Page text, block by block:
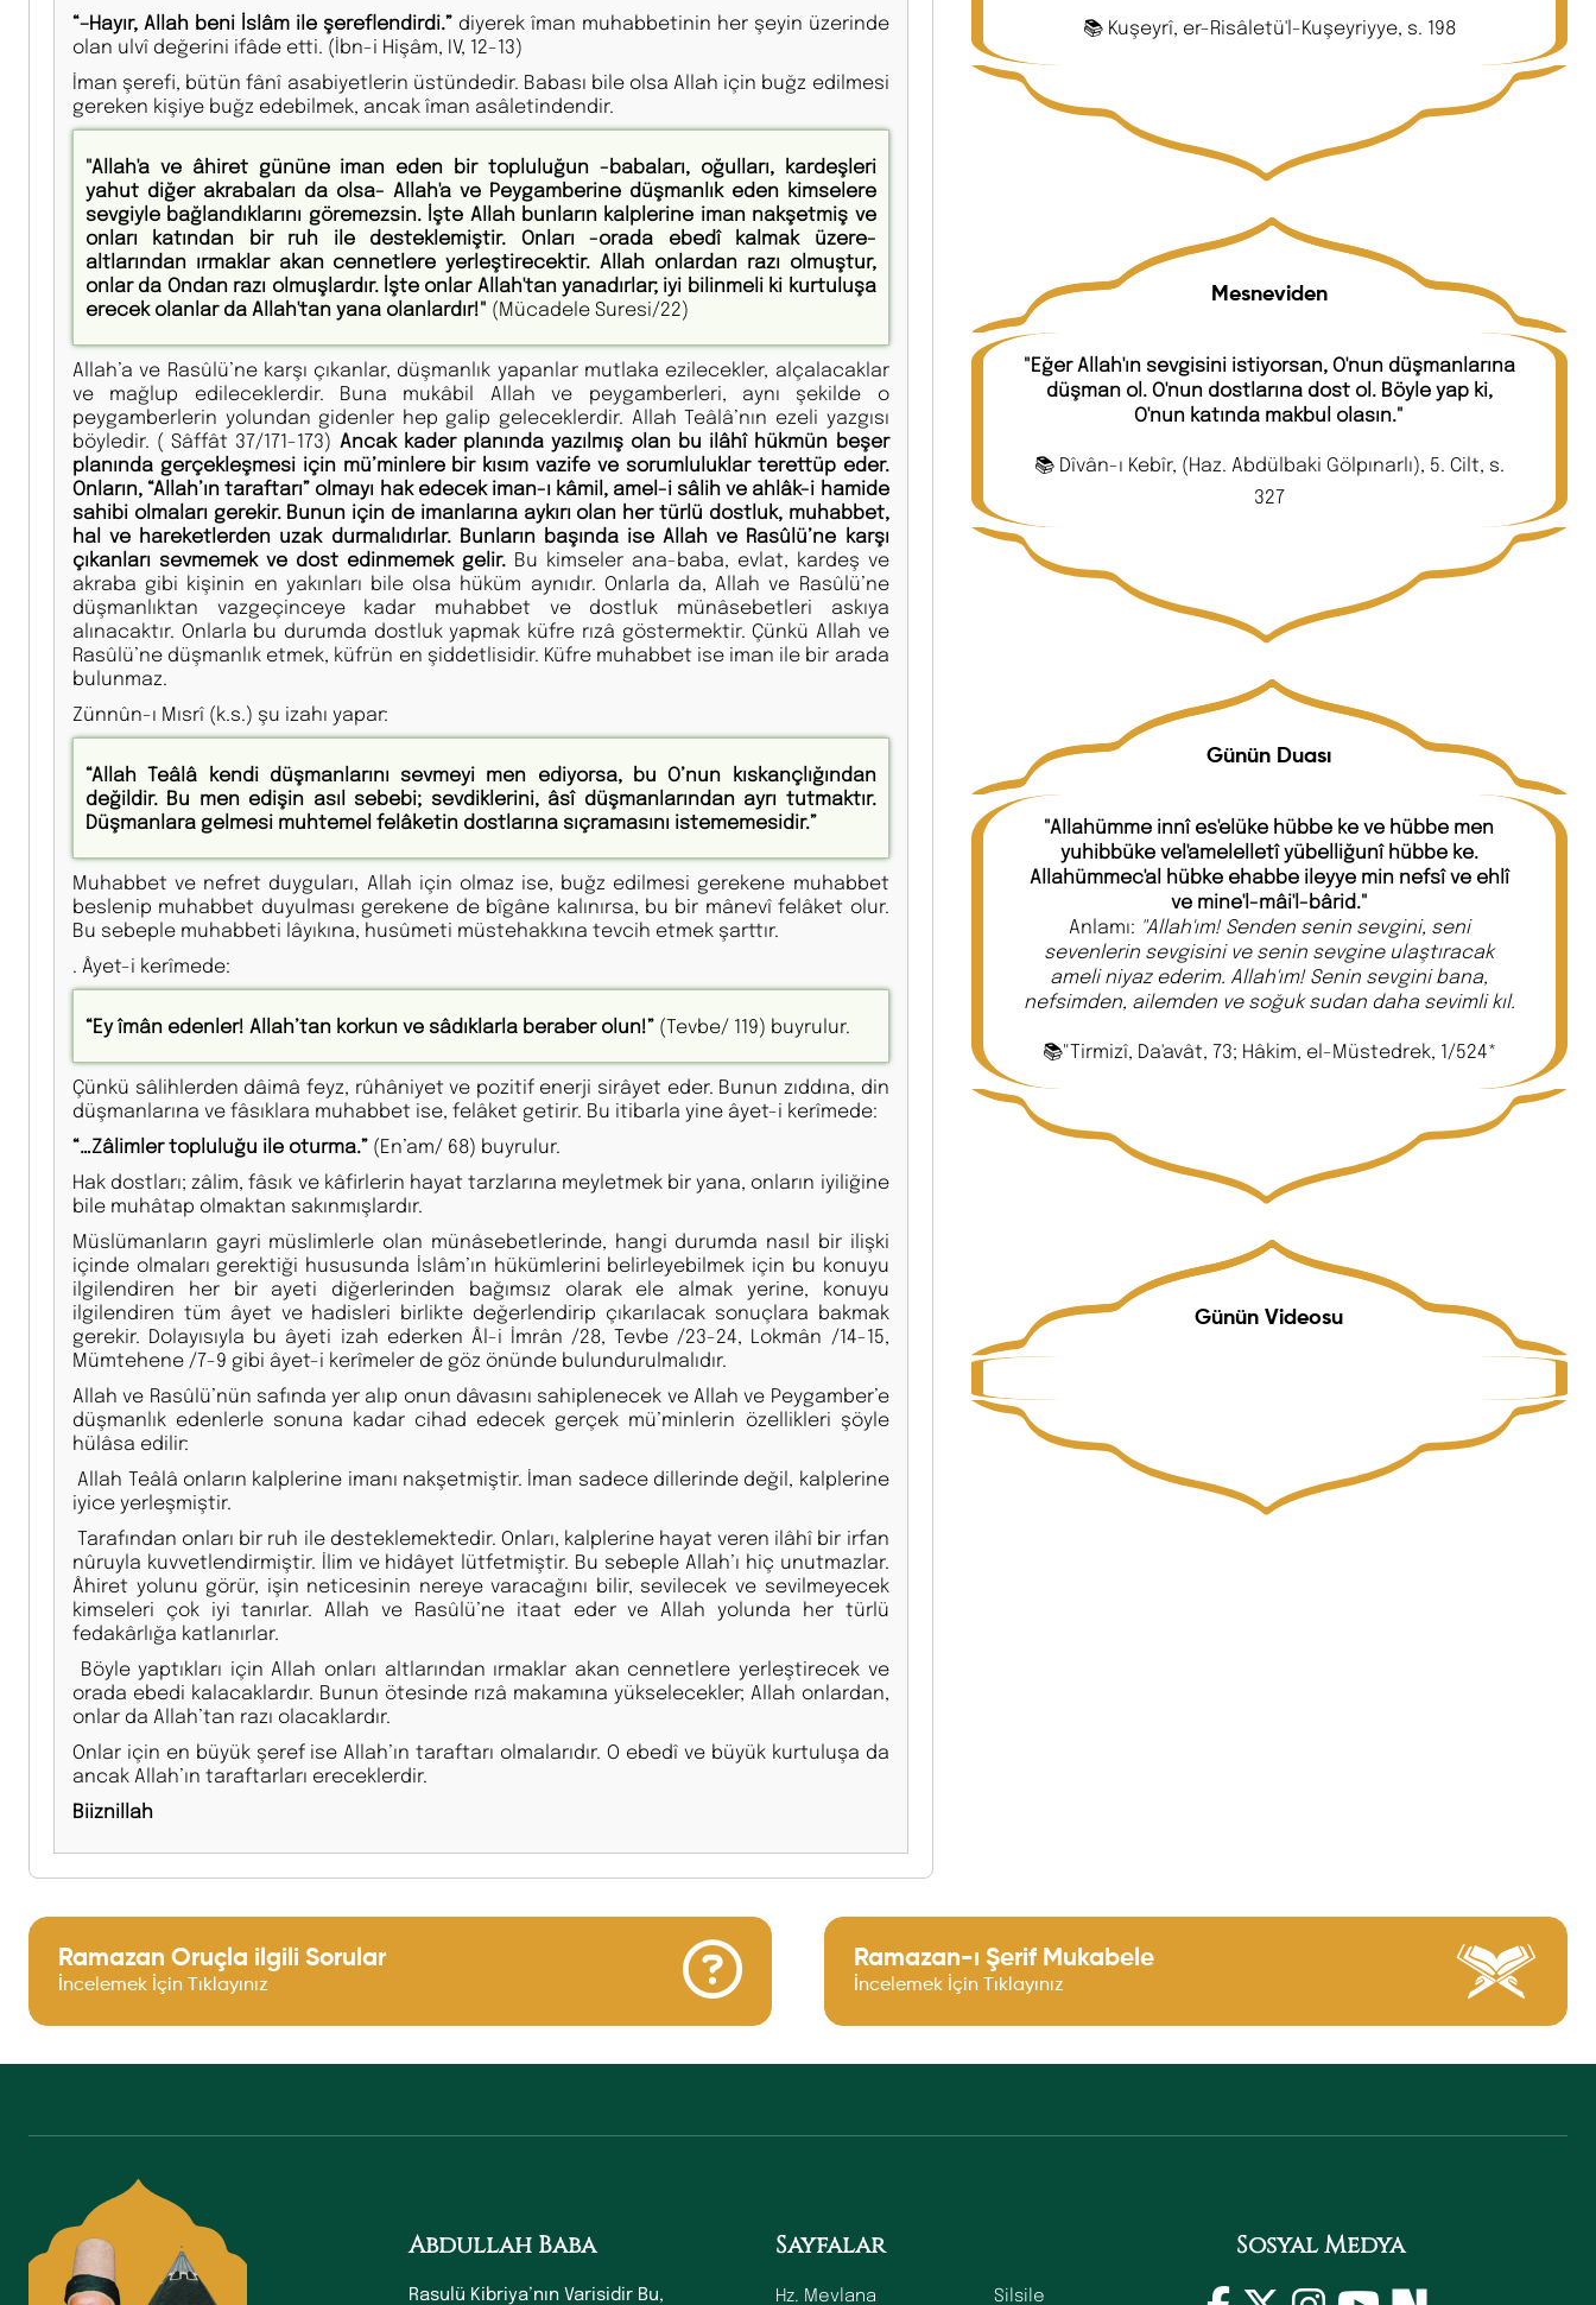
“–Hayır, Allah beni İslâm ile şereflendirdi.” diyerek îman muhabbetinin her şeyin üzerinde
olan ulvî değerini ifâde etti. (İbn-i Hişâm, IV, 12-13)
İman şerefi, bütün fânî asabiyetlerin üstündedir. Babası bile olsa Allah için buğz edilmesi
gereken kişiye buğz edebilmek, ancak îman asâletindendir.
"Allah'a ve âhiret günü­ne iman eden bir topluluğun -babaları, oğulları, kardeşleri
yahut diğer akra­baları da olsa- Allah'a ve Peygamberine düşmanlık eden kimselere
sevgiyle bağlandıklarını göremezsin. İşte Allah bunların kalplerine iman nakşetmiş ve
onları katından bir ruh ile desteklemiştir. Onları -orada ebedî kalmak üze­re-
altlarından ırmaklar akan cennetlere yerleştirecektir. Allah onlardan ra­zı olmuştur,
onlar da Ondan razı olmuşlardır. İşte onlar Allah'tan yanadır­lar; iyi bilinmeli ki kurtuluşa
erecek olanlar da Allah'tan yana olanlardır!" (Mücadele Suresi/22)
Allah’a ve Rasûlü’ne karşı çıkanlar, düşmanlık yapanlar mutlaka ezilecekler, alçalacaklar
ve mağlup edileceklerdir. Buna mukâbil Allah ve peygamberleri, aynı şekilde o
peygamberlerin yolundan gidenler hep galip geleceklerdir. Allah Teâlâ’nın ezeli yazgısı
böyledir. ( Sâffât 37/171-173) Ancak kader planında yazılmış olan bu ilâhî hükmün beşer
planında gerçekleşmesi için mü’minlere bir kısım vazife ve sorumluluklar terettüp eder.
Onların, “Allah’ın taraftarı” olmayı hak edecek iman-ı kâmil, amel-i sâlih ve ahlâk-i hamide
sahibi olmaları gerekir. Bunun için de imanlarına aykırı olan her türlü dostluk, muhabbet,
hal ve hareketlerden uzak durmalıdırlar. Bunların başında ise Allah ve Rasûlü’ne karşı
çıkanları sevmemek ve dost edinmemek gelir.Bu kimseler ana-baba, evlat, kardeş ve
akraba gibi kişinin en yakınları bile olsa hüküm aynıdır. Onlarla da, Allah ve Rasûlü’ne
düşmanlıktan vazgeçinceye kadar muhabbet ve dostluk münâsebetleri askıya
alınacaktır. Onlarla bu durumda dostluk yapmak küfre rızâ göstermektir. Çünkü Allah ve
Rasûlü’ne düşmanlık etmek, küfrün en şiddetlisidir. Küfre muhabbet ise iman ile bir arada
bulunmaz.
Zünnûn-ı Mısrî (k.s.) şu izahı yapar:
“Allah Teâlâ kendi düşmanlarını sevmeyi men ediyorsa, bu O’nun kıskançlığından
değildir. Bu men edişin asıl sebebi; sevdiklerini, âsî düşmanlarından ayrı tutmaktır.
Düşmanlara gelmesi muhtemel felâketin dostlarına sıçramasını istememesidir.”
Muhabbet ve nefret duyguları, Allah için olmaz ise, buğz edilmesi gerekene muhabbet
beslenip muhabbet duyulması gerekene de bîgâne kalınırsa, bu bir mânevî felâket olur.
Bu sebeple muhabbeti lâyıkına, husûmeti müstehakkına tevcih etmek şarttır.
. Âyet-i kerîmede:
“Ey îmân edenler! Allah’tan korkun ve sâdıklarla beraber olun!” (Tevbe/ 119) buyrulur.
Çünkü sâlihlerden dâimâ feyz, rûhâniyet ve pozitif enerji sirâyet eder. Bunun zıddına, din
düşmanlarına ve fâsıklara muhabbet ise, felâket getirir. Bu itibarla yine âyet-i kerîmede:
“…Zâlimler topluluğu ile oturma.” (En’am/ 68) buyrulur.
Hak dostları; zâlim, fâsık ve kâfirlerin hayat tarzlarına meyletmek bir yana, onların iyiliğine
bile muhâtap olmaktan sakınmışlardır.
Müslümanların gayri müslimlerle olan münâsebetlerinde, hangi durumda nasıl bir ilişki
içinde olmaları gerektiği hususunda İslâm’ın hükümlerini belirleyebilmek için bu konuyu
ilgilendiren her bir ayeti diğerlerinden bağımsız olarak ele almak yerine, konuyu
ilgilendiren tüm âyet ve hadisleri birlikte değerlendirip çıkarılacak sonuçlara bakmak
gerekir. Dolayısıyla bu âyeti izah ederken Âl-i İmrân /28, Tevbe /23-24, Lokmân /14-15,
Mümtehene /7-9 gibi âyet-i kerîmeler de göz önünde bulundurulmalıdır.
Allah ve Rasûlü’nün safında yer alıp onun dâvasını sahiplenecek ve Allah ve Peygamber’e
düşmanlık edenlerle sonuna kadar cihad edecek gerçek mü’minlerin özellikleri şöyle
hülâsa edilir:
Allah Teâlâ onların kalplerine imanı nakşetmiştir. İman sadece dillerinde değil, kalplerine
iyice yerleşmiştir.
Tarafından onları bir ruh ile desteklemektedir. Onları, kalplerine hayat veren ilâhî bir irfan
nûruyla kuvvetlendirmiştir. İlim ve hidâyet lütfetmiştir. Bu sebeple Allah’ı hiç unutmazlar.
Âhiret yolunu görür, işin neticesinin nereye varacağını bilir, sevilecek ve sevilmeyecek
kimseleri çok iyi tanırlar. Allah ve Rasûlü’ne itaat eder ve Allah yolunda her türlü
fedakârlığa katlanırlar.
Böyle yaptıkları için Allah onları altlarından ırmaklar akan cennetlere yerleştirecek ve
orada ebedi kalacaklardır. Bunun ötesinde rızâ makamına yükselecekler; Allah onlardan,
onlar da Allah’tan razı olacaklardır.
Onlar için en büyük şeref ise Allah’ın taraftarı olmalarıdır. O ebedî ve büyük kurtuluşa da
ancak Allah’ın taraftarları ereceklerdir.
Biiznillah
📚 Kuşeyrî, er-Risâletü'l-Kuşeyriyye, s. 198
Mesneviden
"Eğer Allah'ın sevgisini istiyorsan, O'nun düşmanlarına
düşman ol. O'nun dostlarına dost ol. Böyle yap ki,
O'nun katında makbul olasın."
📚 Dîvân-ı Kebîr, (Haz. Abdülbaki Gölpınarlı), 5. Cilt, s.
327
Günün Duası
"Allahümme innî es'elüke hübbe ke ve hübbe men
yuhibbüke vel'amelelletî yübelliğunî hübbe ke.
Allahümmec'al hübke ehabbe ileyye min nefsî ve ehlî
ve mine'l-mâi'l-bârid."
Anlamı: "Allah'ım! Senden senin sevgini, seni
sevenlerin sevgisini ve senin sevgine ulaştıracak
ameli niyaz ederim. Allah'ım! Senin sevgini bana,
nefsimden, ailemden ve soğuk sudan daha sevimli kıl.
📚"Tirmizî, Da'avât, 73; Hâkim, el-Müstedrek, 1/524*
Günün Videosu
Ramazan Oruçla ilgili Sorular
İncelemek İçin Tıklayınız
Ramazan-ı Şerif Mukabele
İncelemek İçin Tıklayınız
Abdullah Baba
Rasulü Kibriya’nın Varisidir Bu,
Sayfalar
Hz. Mevlana
Silsile
Sosyal Medya